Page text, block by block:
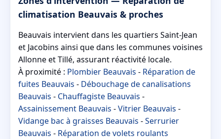
climatisation Beauvais & proches
Beauvais intervient dans les quartiers Saint-Jean
et Jacobins ainsi que dans les communes voisines
Allonne et Tillé, assurant réactivité locale.
À proximité : Plombier Beauvais - Réparation de
fuites Beauvais - Débouchage de canalisations
Beauvais - Chauffagiste Beauvais -
Assainissement Beauvais -Vitrier Beauvais -
Vidange bac à graisses Beauvais -Serrurier
Beauvais - Réparation de volets roulants